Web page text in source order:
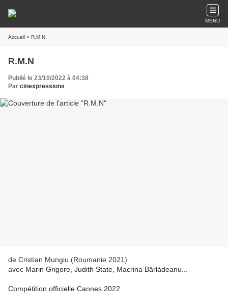
MENU
Accueil » R.M.N
R.M.N
Publié le 23/10/2022 à 04:38
Par cinexpressions
de Cristian Mungiu (Roumanie 2021)
avec Marin Grigore, Judith State, Macrina Bârlàdeanu...
Compétition officielle Cannes 2022